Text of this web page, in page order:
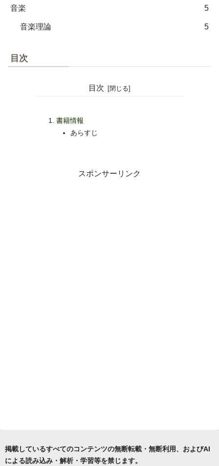
音楽 5
音楽理論 5
目次
目次
書籍情報
あらすじ
スポンサーリンク
掲載しているすべてのコンテンツの無断転載・無断利用、およびAI
による読み込み・解析・学習等を禁じます。